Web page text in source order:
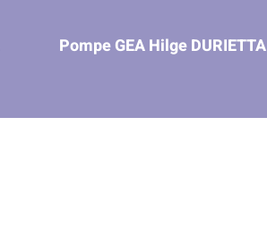
Pompe GEA Hilge DURIETTA